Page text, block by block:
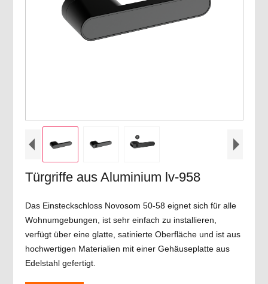
Türgriffe aus Aluminium lv-958
Das Einsteckschloss Novosom 50-58 eignet sich für alle
Wohnumgebungen, ist sehr einfach zu installieren,
verfügt über eine glatte, satinierte Oberfläche und ist aus
hochwertigen Materialien mit einer Gehäuseplatte aus
Edelstahl gefertigt.